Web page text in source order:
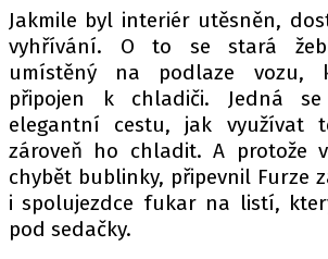
SLEDUJTE NÁS NA
Máte příběh, fotku nebo
Pošlete e-mail na
ETICKÝ KODEX
KONTAKT
Jakmile byl interiér utěsněn,
vyhřívání. O to se stará
umístěný na podlaze vozu,
připojen k chladiči. Jedná
elegantní cestu, jak využívat
zároveň ho chladit. A protože
chybět bublinky, připevnil Furze
i spolujezdce fukar na listí,
pod sedačky.